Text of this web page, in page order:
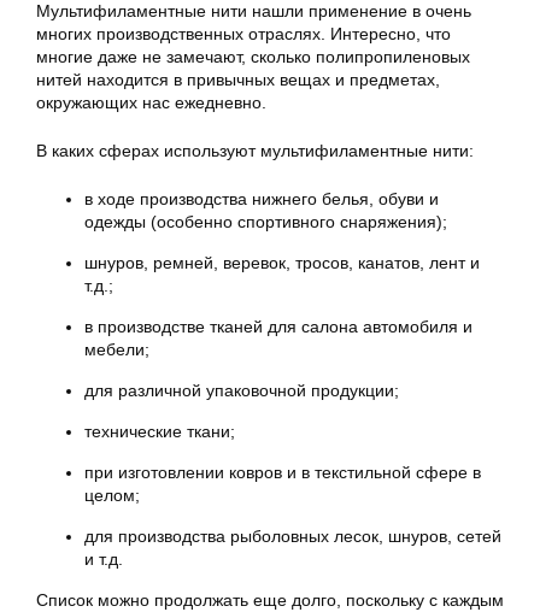
Мультифиламентные нити нашли применение в очень
многих производственных отраслях. Интересно, что
многие даже не замечают, сколько полипропиленовых
нитей находится в привычных вещах и предметах,
окружающих нас ежедневно.
В каких сферах используют мультифиламентные нити:
в ходе производства нижнего белья, обуви и
одежды (особенно спортивного снаряжения);
шнуров, ремней, веревок, тросов, канатов, лент и
т.д.;
в производстве тканей для салона автомобиля и
мебели;
для различной упаковочной продукции;
технические ткани;
при изготовлении ковров и в текстильной сфере в
целом;
для производства рыболовных лесок, шнуров, сетей
и т.д.
Список можно продолжать еще долго, поскольку с каждым